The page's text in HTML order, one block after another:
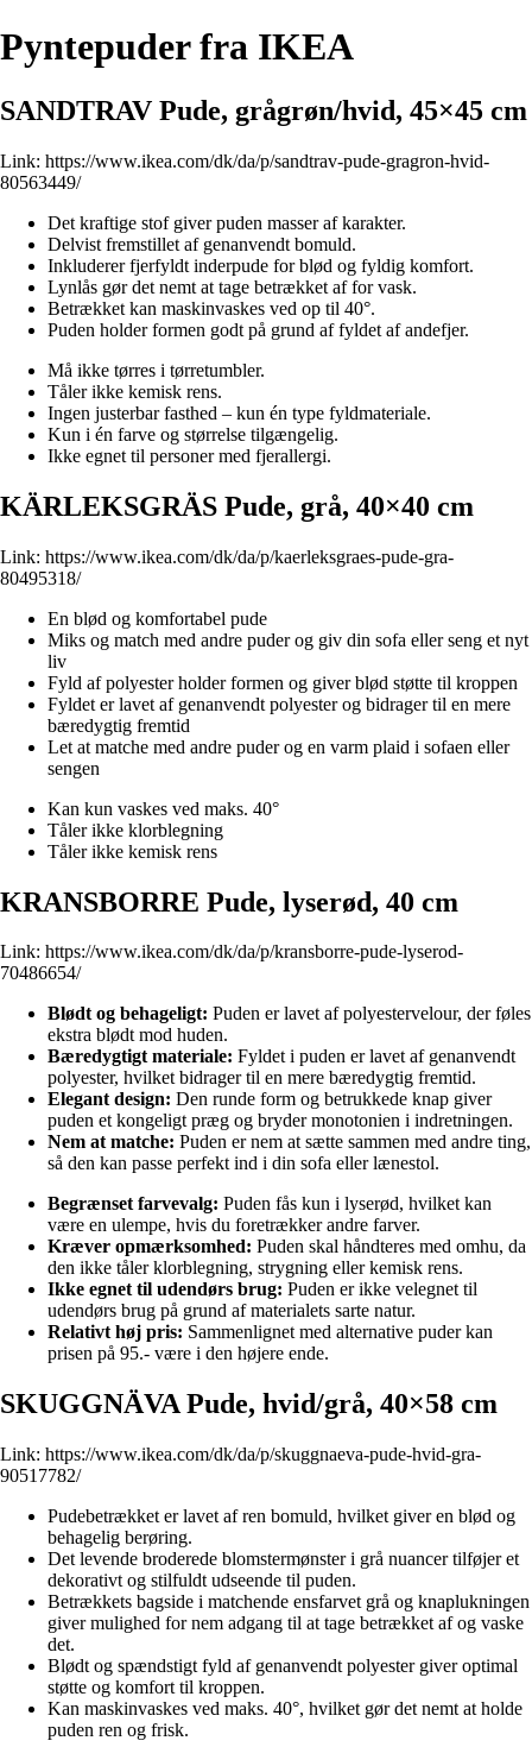
Pyntepuder fra IKEA
SANDTRAV Pude, grågrøn/hvid, 45×45 cm
Link: https://www.ikea.com/dk/da/p/sandtrav-pude-gragron-hvid-
80563449/
Det kraftige stof giver puden masser af karakter.
Delvist fremstillet af genanvendt bomuld.
Inkluderer fjerfyldt inderpude for blød og fyldig komfort.
Lynlås gør det nemt at tage betrækket af for vask.
Betrækket kan maskinvaskes ved op til 40°.
Puden holder formen godt på grund af fyldet af andefjer.
Må ikke tørres i tørretumbler.
Tåler ikke kemisk rens.
Ingen justerbar fasthed – kun én type fyldmateriale.
Kun i én farve og størrelse tilgængelig.
Ikke egnet til personer med fjerallergi.
KÄRLEKSGRÄS Pude, grå, 40×40 cm
Link: https://www.ikea.com/dk/da/p/kaerleksgraes-pude-gra-
80495318/
En blød og komfortabel pude
Miks og match med andre puder og giv din sofa eller seng et nyt
liv
Fyld af polyester holder formen og giver blød støtte til kroppen
Fyldet er lavet af genanvendt polyester og bidrager til en mere
bæredygtig fremtid
Let at matche med andre puder og en varm plaid i sofaen eller
sengen
Kan kun vaskes ved maks. 40°
Tåler ikke klorblegning
Tåler ikke kemisk rens
KRANSBORRE Pude, lyserød, 40 cm
Link: https://www.ikea.com/dk/da/p/kransborre-pude-lyserod-
70486654/
Blødt og behageligt: Puden er lavet af polyestervelour, der føles
ekstra blødt mod huden.
Bæredygtigt materiale: Fyldet i puden er lavet af genanvendt
polyester, hvilket bidrager til en mere bæredygtig fremtid.
Elegant design: Den runde form og betrukkede knap giver
puden et kongeligt præg og bryder monotonien i indretningen.
Nem at matche: Puden er nem at sætte sammen med andre ting,
så den kan passe perfekt ind i din sofa eller lænestol.
Begrænset farvevalg: Puden fås kun i lyserød, hvilket kan
være en ulempe, hvis du foretrækker andre farver.
Kræver opmærksomhed: Puden skal håndteres med omhu, da
den ikke tåler klorblegning, strygning eller kemisk rens.
Ikke egnet til udendørs brug: Puden er ikke velegnet til
udendørs brug på grund af materialets sarte natur.
Relativt høj pris: Sammenlignet med alternative puder kan
prisen på 95.- være i den højere ende.
SKUGGNÄVA Pude, hvid/grå, 40×58 cm
Link: https://www.ikea.com/dk/da/p/skuggnaeva-pude-hvid-gra-
90517782/
Pudebetrækket er lavet af ren bomuld, hvilket giver en blød og
behagelig berøring.
Det levende broderede blomstermønster i grå nuancer tilføjer et
dekorativt og stilfuldt udseende til puden.
Betrækkets bagside i matchende ensfarvet grå og knaplukningen
giver mulighed for nem adgang til at tage betrækket af og vaske
det.
Blødt og spændstigt fyld af genanvendt polyester giver optimal
støtte og komfort til kroppen.
Kan maskinvaskes ved maks. 40°, hvilket gør det nemt at holde
puden ren og frisk.